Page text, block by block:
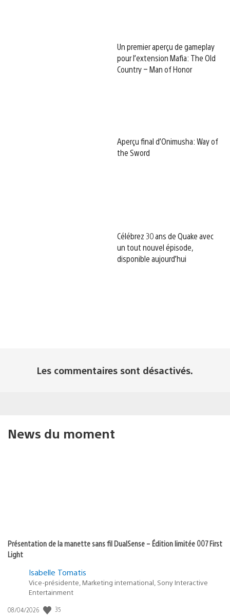
Un premier aperçu de gameplay
pour l’extension Mafia: The Old
Country – Man of Honor
Aperçu final d’Onimusha: Way of
the Sword
Célébrez 30 ans de Quake avec
un tout nouvel épisode,
disponible aujourd’hui
Les commentaires sont désactivés.
News du moment
Présentation de la manette sans fil DualSense – Édition limitée 007 First
Light
Isabelle Tomatis
Vice-présidente, Marketing international, Sony Interactive
Entertainment
Date
08/04/2026 35